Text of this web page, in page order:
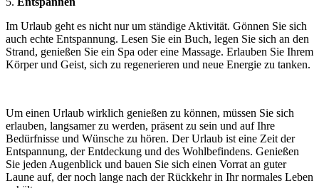
Im Urlaub geht es nicht nur um ständige Aktivität. Gönnen Sie sich
auch echte Entspannung. Lesen Sie ein Buch, legen Sie sich an den
Strand, genießen Sie ein Spa oder eine Massage. Erlauben Sie Ihrem
Körper und Geist, sich zu regenerieren und neue Energie zu tanken.
Um einen Urlaub wirklich genießen zu können, müssen Sie sich
erlauben, langsamer zu werden, präsent zu sein und auf Ihre
Bedürfnisse und Wünsche zu hören. Der Urlaub ist eine Zeit der
Entspannung, der Entdeckung und des Wohlbefindens. Genießen
Sie jeden Augenblick und bauen Sie sich einen Vorrat an guter
Laune auf, der noch lange nach der Rückkehr in Ihr normales Leben